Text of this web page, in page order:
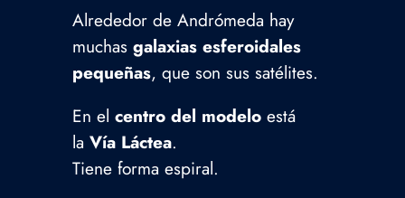
Alrededor de Andrómeda hay
muchas galaxias esferoidales
pequeñas, que son sus satélites.
En el centro del modeloestá
la Vía Láctea.
Tiene forma espiral.